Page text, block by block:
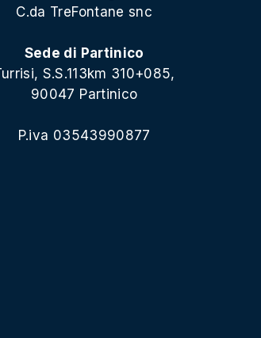
C.da TreFontane snc
Sede di Partinico
S.S.113km 310+085,
90047 Partinico
P.iva 03543990877